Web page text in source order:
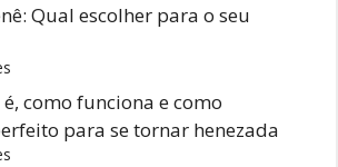
Qual escolher para o seu
como funciona e como
para se tornar henezada